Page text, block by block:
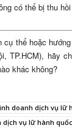
có thể bị thu
cụ thể hoặc
TP.HCM), hãy
khác không?
doanh dịch vụ lữ
dịch vụ lữ hành